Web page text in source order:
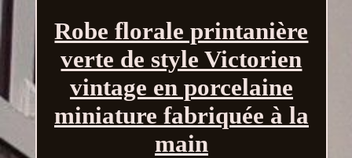
Robe florale printanière
verte de style Victorien
vintage en porcelaine
miniature fabriquée à la
main